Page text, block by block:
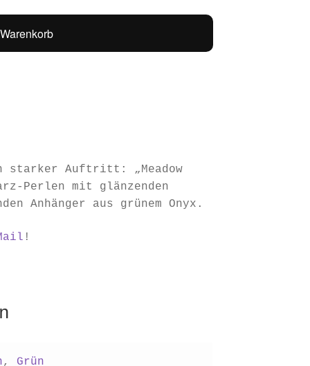
starker Auftritt: „Meadow
Perlen mit glänzenden
Anhänger aus grünem Onyx.
!
, Grün